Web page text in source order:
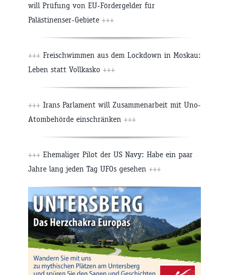
will Prüfung von EU-Fördergelder für
Palästinenser-Gebiete +++
+++ Freischwimmen aus dem Lockdown in Moskau:
Leben statt Vollkasko +++
+++ Irans Parlament will Zusammenarbeit mit Uno-
Atombehörde einschränken +++
+++ Ehemaliger Pilot der US Navy: Habe ein paar
Jahre lang jeden Tag UFOs gesehen +++